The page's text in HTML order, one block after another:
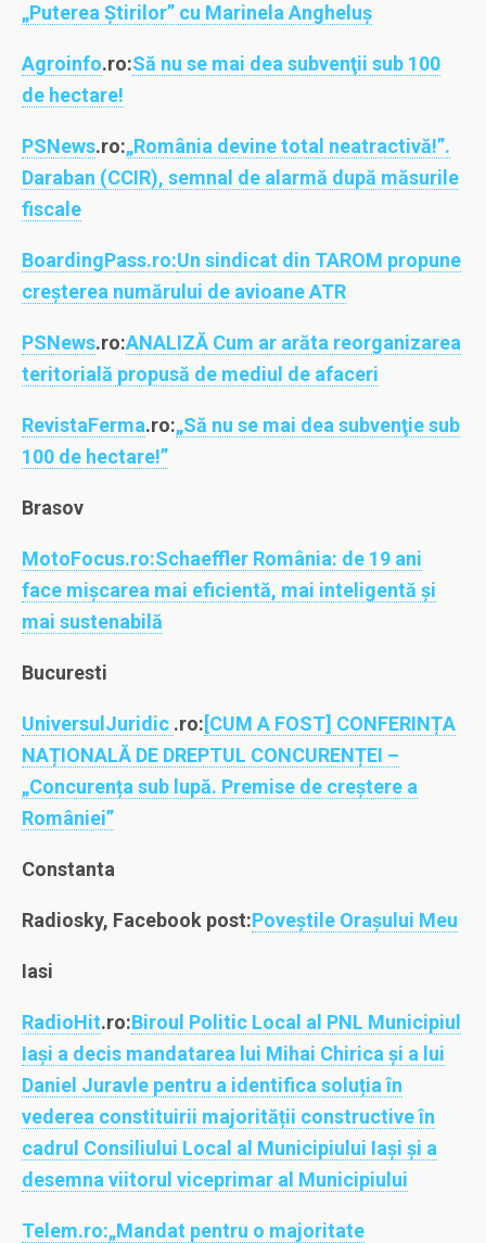
„Puterea Știrilor” cu Marinela Angheluș
Agroinfo.ro:Să nu se mai dea subvenţii sub 100
de hectare!
PSNews.ro:„România devine total neatractivă!”.
Daraban (CCIR), semnal de alarmă după măsurile
fiscale
BoardingPass.ro:Un sindicat din TAROM propune
creșterea numărului de avioane ATR
PSNews.ro:ANALIZĂ Cum ar arăta reorganizarea
teritorială propusă de mediul de afaceri
RevistaFerma.ro:„Să nu se mai dea subvenţie sub
100 de hectare!”
Brasov
MotoFocus.ro:Schaeffler România: de 19 ani
face mișcarea mai eficientă, mai inteligentă și
mai sustenabilă
Bucuresti
UniversulJuridic .ro:[CUM A FOST] CONFERINȚA
NAȚIONALĂ DE DREPTUL CONCURENȚEI –
„Concurența sub lupă. Premise de creștere a
României”
Constanta
Radiosky, Facebook post:Poveştile Oraşului Meu
Iasi
RadioHit.ro:Biroul Politic Local al PNL Municipiul
Iași a decis mandatarea lui Mihai Chirica și a lui
Daniel Juravle pentru a identifica soluția în
vederea constituirii majorității constructive în
cadrul Consiliului Local al Municipiului Iași și a
desemna viitorul viceprimar al Municipiului
Telem.ro:„Mandat pentru o majoritate